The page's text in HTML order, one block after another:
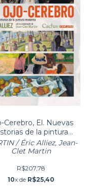
Cerebro, El. Nuevas
de la pintura
moderna
/ Éric Alliez, Jean-
Clet Martin
R$207,78
10x de R$25,40